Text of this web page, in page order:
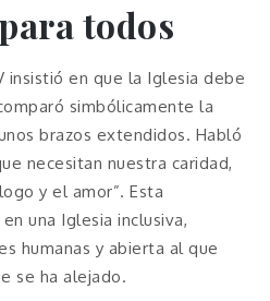
todos
insistió en que la Iglesia debe
simbólicamente la
brazos extendidos. Habló
necesitan nuestra caridad,
y el amor”. Esta
una Iglesia inclusiva,
humanas y abierta al que
se ha alejado.